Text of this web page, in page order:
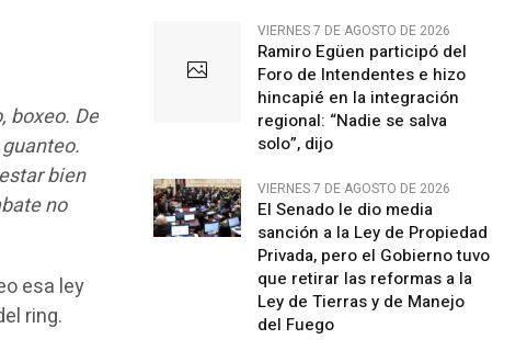
boxeo. De
bien
no
esa ley
ring.
VIERNES 7 DE AGOSTO DE 2026
Ramiro Egüen participó del
Foro de Intendentes e hizo
hincapié en la integración
regional: “Nadie se salva
solo”, dijo
VIERNES 7 DE AGOSTO DE 2026
El Senado le dio media
sanción a la Ley de Propiedad
Privada, pero el Gobierno tuvo
que retirar las reformas a la
Ley de Tierras y de Manejo
del Fuego